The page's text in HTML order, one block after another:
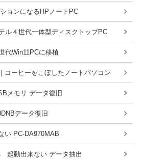
ョンになるHPノートPC
ル４世代一体型ディスクトップPC
代Win11PCに移植
ーヒーをこぼしたノートパソコン
メモリ データ復旧
データ復旧
い PC-DA970MAB
起動出来ない データ抽出